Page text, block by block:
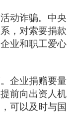
动诈骗。中央
，对索要捐款
业和职工爱心
企业捐赠要量
前向出资人机
可以及时与国